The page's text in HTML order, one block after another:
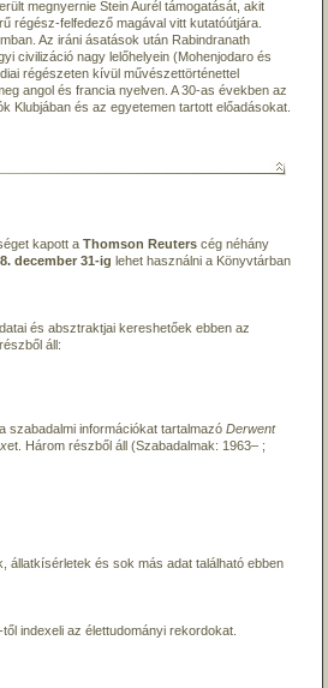
megnyernie Stein Aurél támogatását, akit
régész-felfedező magával vitt kutatóútjára.
Az iráni ásatások után Rabindranath
civilizáció nagy lelőhelyein (Mohenjodaro és
régészeten kívül művészettörténettel
angol és francia nyelven. A 30-as években az
Klubjában és az egyetemen tartott előadásokat.
kapott a Thomson Reuters cég néhány
december 31-ig lehet használni a Könyvtárban
és absztraktjai kereshetőek ebben az
áll:
szabadalmi információkat tartalmazó Derwent
et. Három részből áll (Szabadalmak: 1963– ;
állatkísérletek és sok más adat található ebben
indexeli az élettudományi rekordokat.